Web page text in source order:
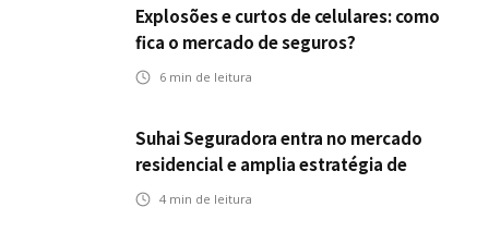
Explosões e curtos de celulares: como
fica o mercado de seguros?
6 min de leitura
Suhai Seguradora entra no mercado
residencial e amplia estratégia de
crescimento com primeiro produto fora
4 min de leitura